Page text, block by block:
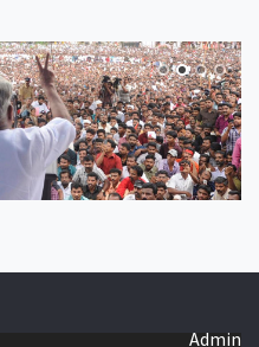
Admin